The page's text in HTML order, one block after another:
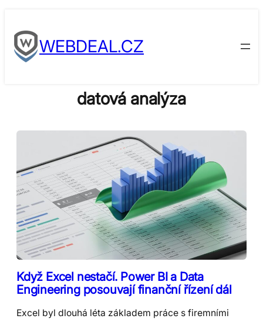
to
contentWEBDEAL.CZ
datová analýza
Když Excel nestačí. Power BI a Data
Engineering posouvají finanční řízení dál
Excel byl dlouhá léta základem práce s firemními